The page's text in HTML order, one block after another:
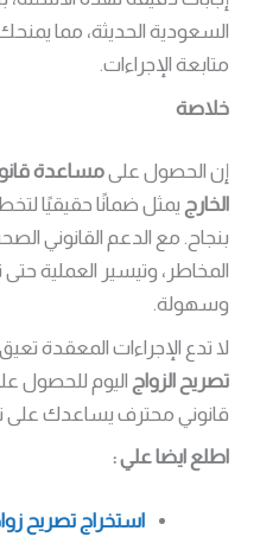
السعودية الحديثة، مما
متابعة الإجراءات.
خلاصة
إن الحصول علىمساعدة
الخارج يمثل ضمانًا حقيقيًا
بنجاح. مع الدعم القانوني
المخاطر، وتيسير العملية
وسهولة.
لا تدع الإجراءات المعقدة
تصريح الزواج اليوم للحصول
قانوني محترف يساعدك
اطلع ايضا علي :
استخراج تصريح